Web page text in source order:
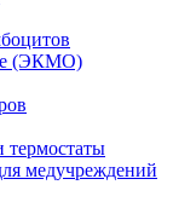
(ЭКМО)
медучреждений